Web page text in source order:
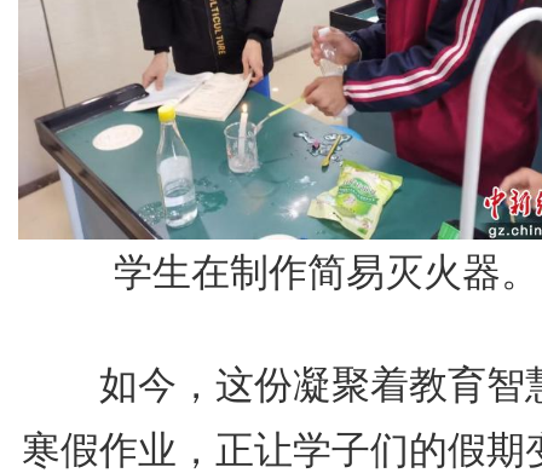
学生在制作简易灭火器。
如今，这份凝聚着教育智
寒假作业，正让学子们的假期